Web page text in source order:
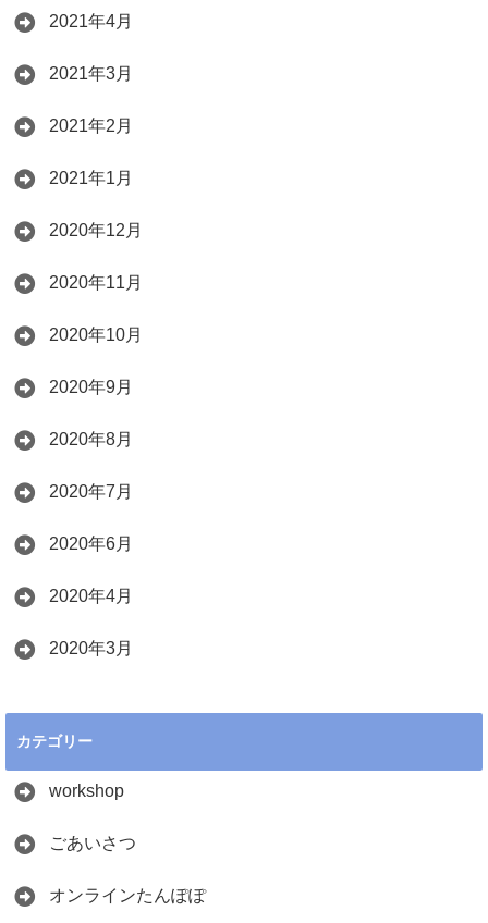
2021年4月
2021年3月
2021年2月
2021年1月
2020年12月
2020年11月
2020年10月
2020年9月
2020年8月
2020年7月
2020年6月
2020年4月
2020年3月
カテゴリー
workshop
ごあいさつ
オンラインたんぽぽ